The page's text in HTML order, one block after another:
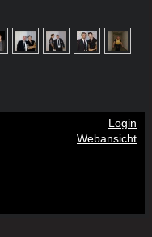
Login
Webansicht